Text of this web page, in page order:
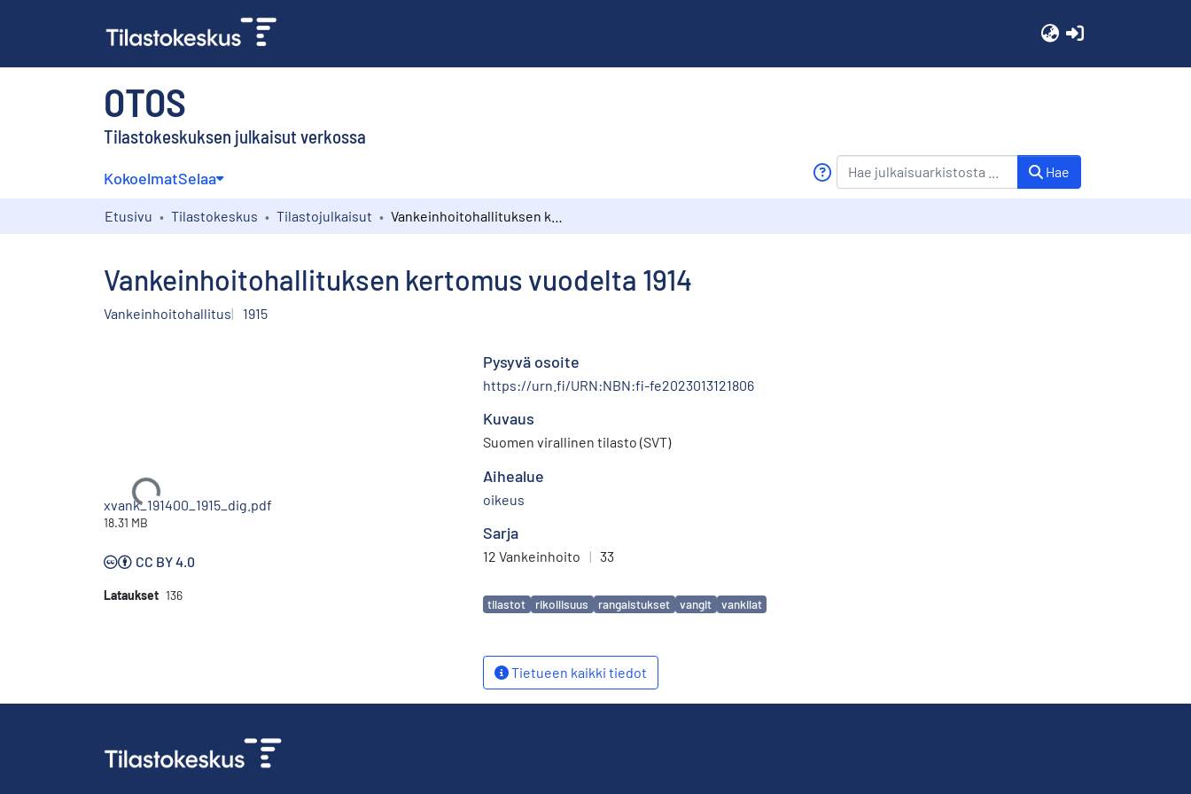
OTOS
Tilastokeskuksen julkaisut verkossa
KokoelmatSelaa Hae
Etusivu Tilastokeskus Tilastojulkaisut
Vankeinhoitohallituksen kertomus vuodelta 1914
Vankeinhoitohallitus 1915
Ladataan...
xvank_191400_1915_dig.pdf
18.31 MB
CC BY 4.0
Lataukset 136
Pysyvä osoite
https://urn.fi/URN:NBN:fi-fe2023013121806
Kuvaus
Suomen virallinen tilasto (SVT)
Aihealue
oikeus
Sarja
12 Vankeinhoito | 33
Avainsanat
tilastot rikollisuus rangaistukset vangit vankilat
Tietueen kaikki tiedot